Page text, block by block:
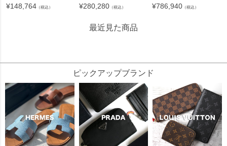
¥148,764 （税込） ¥280,280 （税込） ¥786,940 （税込）
最近見た商品
ピックアップブランド